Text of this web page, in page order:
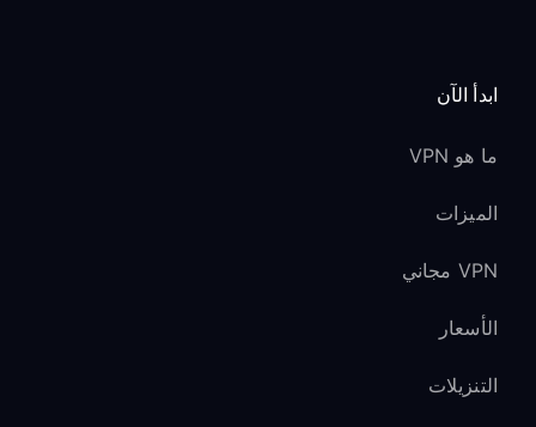
ابدأ الآن
ما هو VPN
الميزات
VPN مجاني
الأسعار
التنزيلات